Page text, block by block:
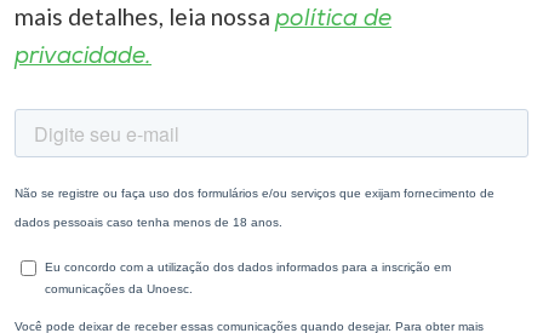
mais detalhes, leia nossa política de
privacidade.